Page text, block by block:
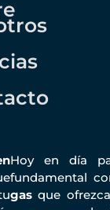
Hoy en día
fundamental
gasque